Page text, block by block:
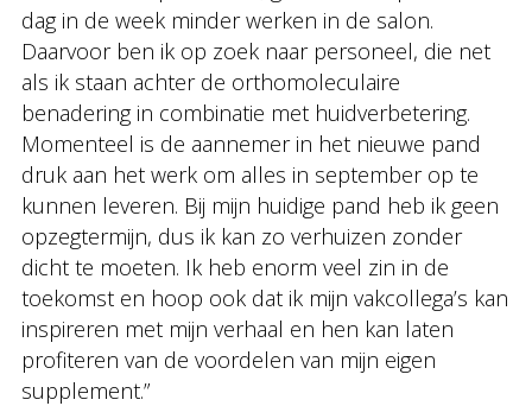
dag in de week minder werken in de salon.
Daarvoor ben ik op zoek naar personeel, die net
als ik staan achter de orthomoleculaire
benadering in combinatie met huidverbetering.
Momenteel is de aannemer in het nieuwe pand
druk aan het werk om alles in september op te
kunnen leveren. Bij mijn huidige pand heb ik geen
opzegtermijn, dus ik kan zo verhuizen zonder
dicht te moeten. Ik heb enorm veel zin in de
toekomst en hoop ook dat ik mijn vakcollega’s kan
inspireren met mijn verhaal en hen kan laten
profiteren van de voordelen van mijn eigen
supplement.”